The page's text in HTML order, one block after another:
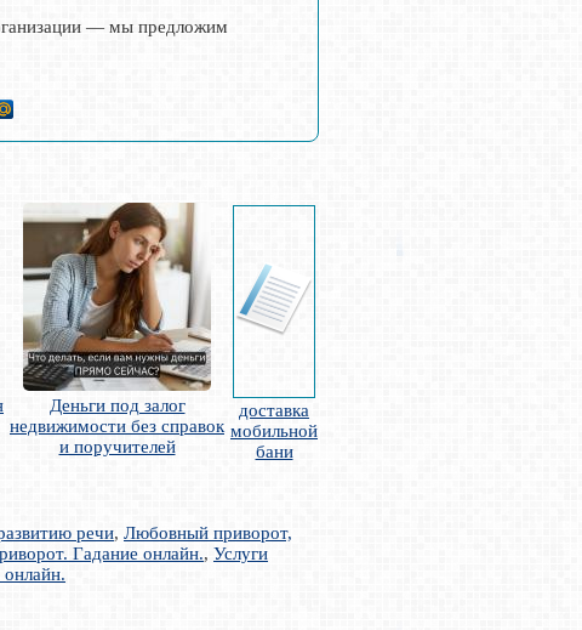
— мы предложим
Деньги под залог
недвижимости без справок
и поручителей
доставка
мобильной
бани
речи, Любовный приворот,
Гадание онлайн., Услуги